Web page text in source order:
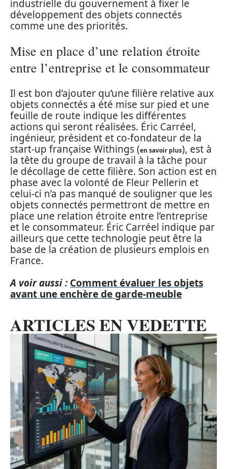
industrielle du gouvernement à fixer le
développement des objets connectés
comme une des priorités.
Mise en place d’une relation étroite
entre l’entreprise et le consommateur
Il est bon d’ajouter qu’une filière relative aux
objets connectés a été mise sur pied et une
feuille de route indique les différentes
actions qui seront réalisées. Éric Carréel,
ingénieur, président et co-fondateur de la
start-up française Withings (en savoir plus), est à
la tête du groupe de travail à la tâche pour
le décollage de cette filière. Son action est en
phase avec la volonté de Fleur Pellerin et
celui-ci n’a pas manqué de souligner que les
objets connectés permettront de mettre en
place une relation étroite entre l’entreprise
et le consommateur. Éric Carréel indique par
ailleurs que cette technologie peut être la
base de la création de plusieurs emplois en
France.
A voir aussi : Comment évaluer les objets
avant une enchère de garde-meuble
ARTICLES EN VEDETTE